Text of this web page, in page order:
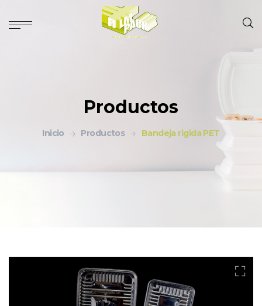
Productos
Inicio Productos Bandeja rigida PET